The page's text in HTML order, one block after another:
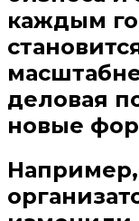
каждым
деловая
новые